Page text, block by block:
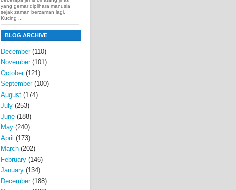
yang gemar diplihara manusia
sejak zaman berzaman lagi.
Kucing ...
BLOG ARCHIVE
December(110)
November(101)
October(121)
September(100)
August (174)
July (253)
June (188)
May (240)
April (173)
March (202)
February (146)
January (134)
December(188)